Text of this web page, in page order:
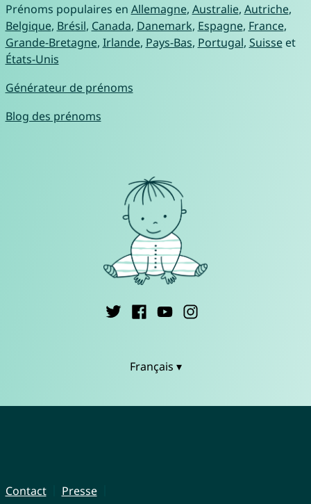
Prénoms populaires en Allemagne, Australie, Autriche,
Belgique, Brésil, Canada, Danemark, Espagne, France,
Grande-Bretagne, Irlande, Pays-Bas, Portugal, Suisseet
États-Unis
Générateur de prénoms
Blog des prénoms
Français ▾
Contact
Presse